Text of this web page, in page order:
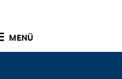
MENÜ